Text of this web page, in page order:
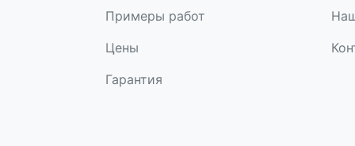
Примеры работ
Цены
Гарантия